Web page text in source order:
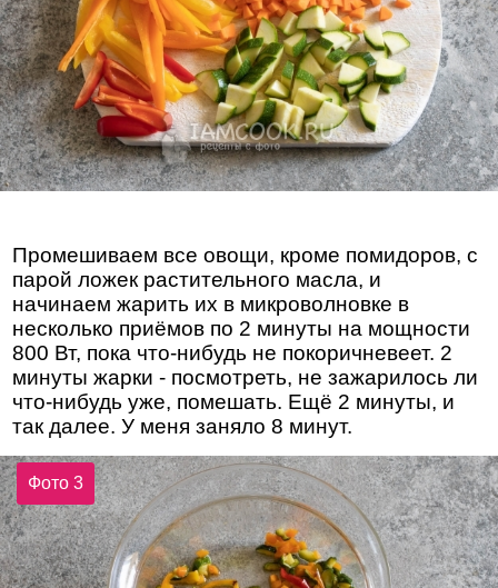
Промешиваем все овощи, кроме помидоров, с
парой ложек растительного масла, и
начинаем жарить их в микроволновке в
несколько приёмов по 2 минуты на мощности
800 Вт, пока что-нибудь не покоричневеет. 2
минуты жарки - посмотреть, не зажарилось ли
что-нибудь уже, помешать. Ещё 2 минуты, и
так далее. У меня заняло 8 минут.
Фото 3